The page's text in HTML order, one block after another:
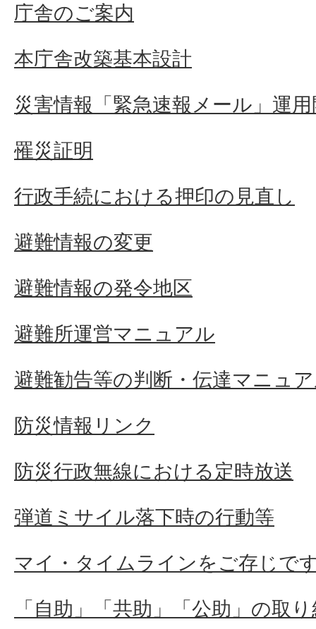
庁舎のご案内
本庁舎改築基本設計
災害情報「緊急速報メール」運
罹災証明
行政手続における押印の見直し
避難情報の変更
避難情報の発令地区
避難所運営マニュアル
避難勧告等の判断・伝達マニュ
防災情報リンク
防災行政無線における定時放送
弾道ミサイル落下時の行動等
マイ・タイムラインをご存じで
「自助」「共助」「公助」の取